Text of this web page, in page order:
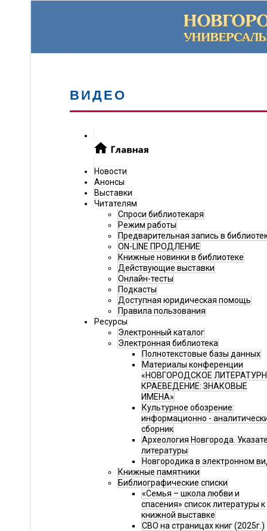
ВИДЕО
Новости
Анонсы
Выставки
Читателям
Спроси библиотекаря
Режим работы
Предварительная запись в
ON-LINE ПРОДЛЕНИЕ
Книжные новинки в библиотеке
Действующие выставки
Онлайн-тесты
Подкасты
Доступная юридическая помощь
Правила пользования
Ресурсы
Электронный каталог
Электронная библиотека
Полнотекстовые базы данных
Материалы конференции
«НОВГОРОДСКОЕ
КРАЕВЕДЕНИЕ: ЗНАКОВЫЕ
ИМЕНА»
Культурное обозрение:
информационно -
сборник
Археология Новгорода.
литературы
Новгородика в электронном
Книжные памятники
Библиографические списки
«Семья – школа любви и
спасения» список литературы к
книжной выставке
СВО на страницах книг (2025г.)